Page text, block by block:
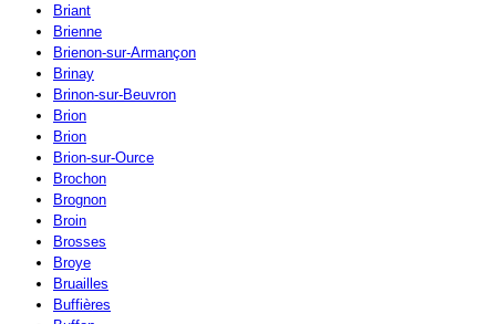
Briant
Brienne
Brienon-sur-Armançon
Brinay
Brinon-sur-Beuvron
Brion
Brion
Brion-sur-Ource
Brochon
Brognon
Broin
Brosses
Broye
Bruailles
Buffières